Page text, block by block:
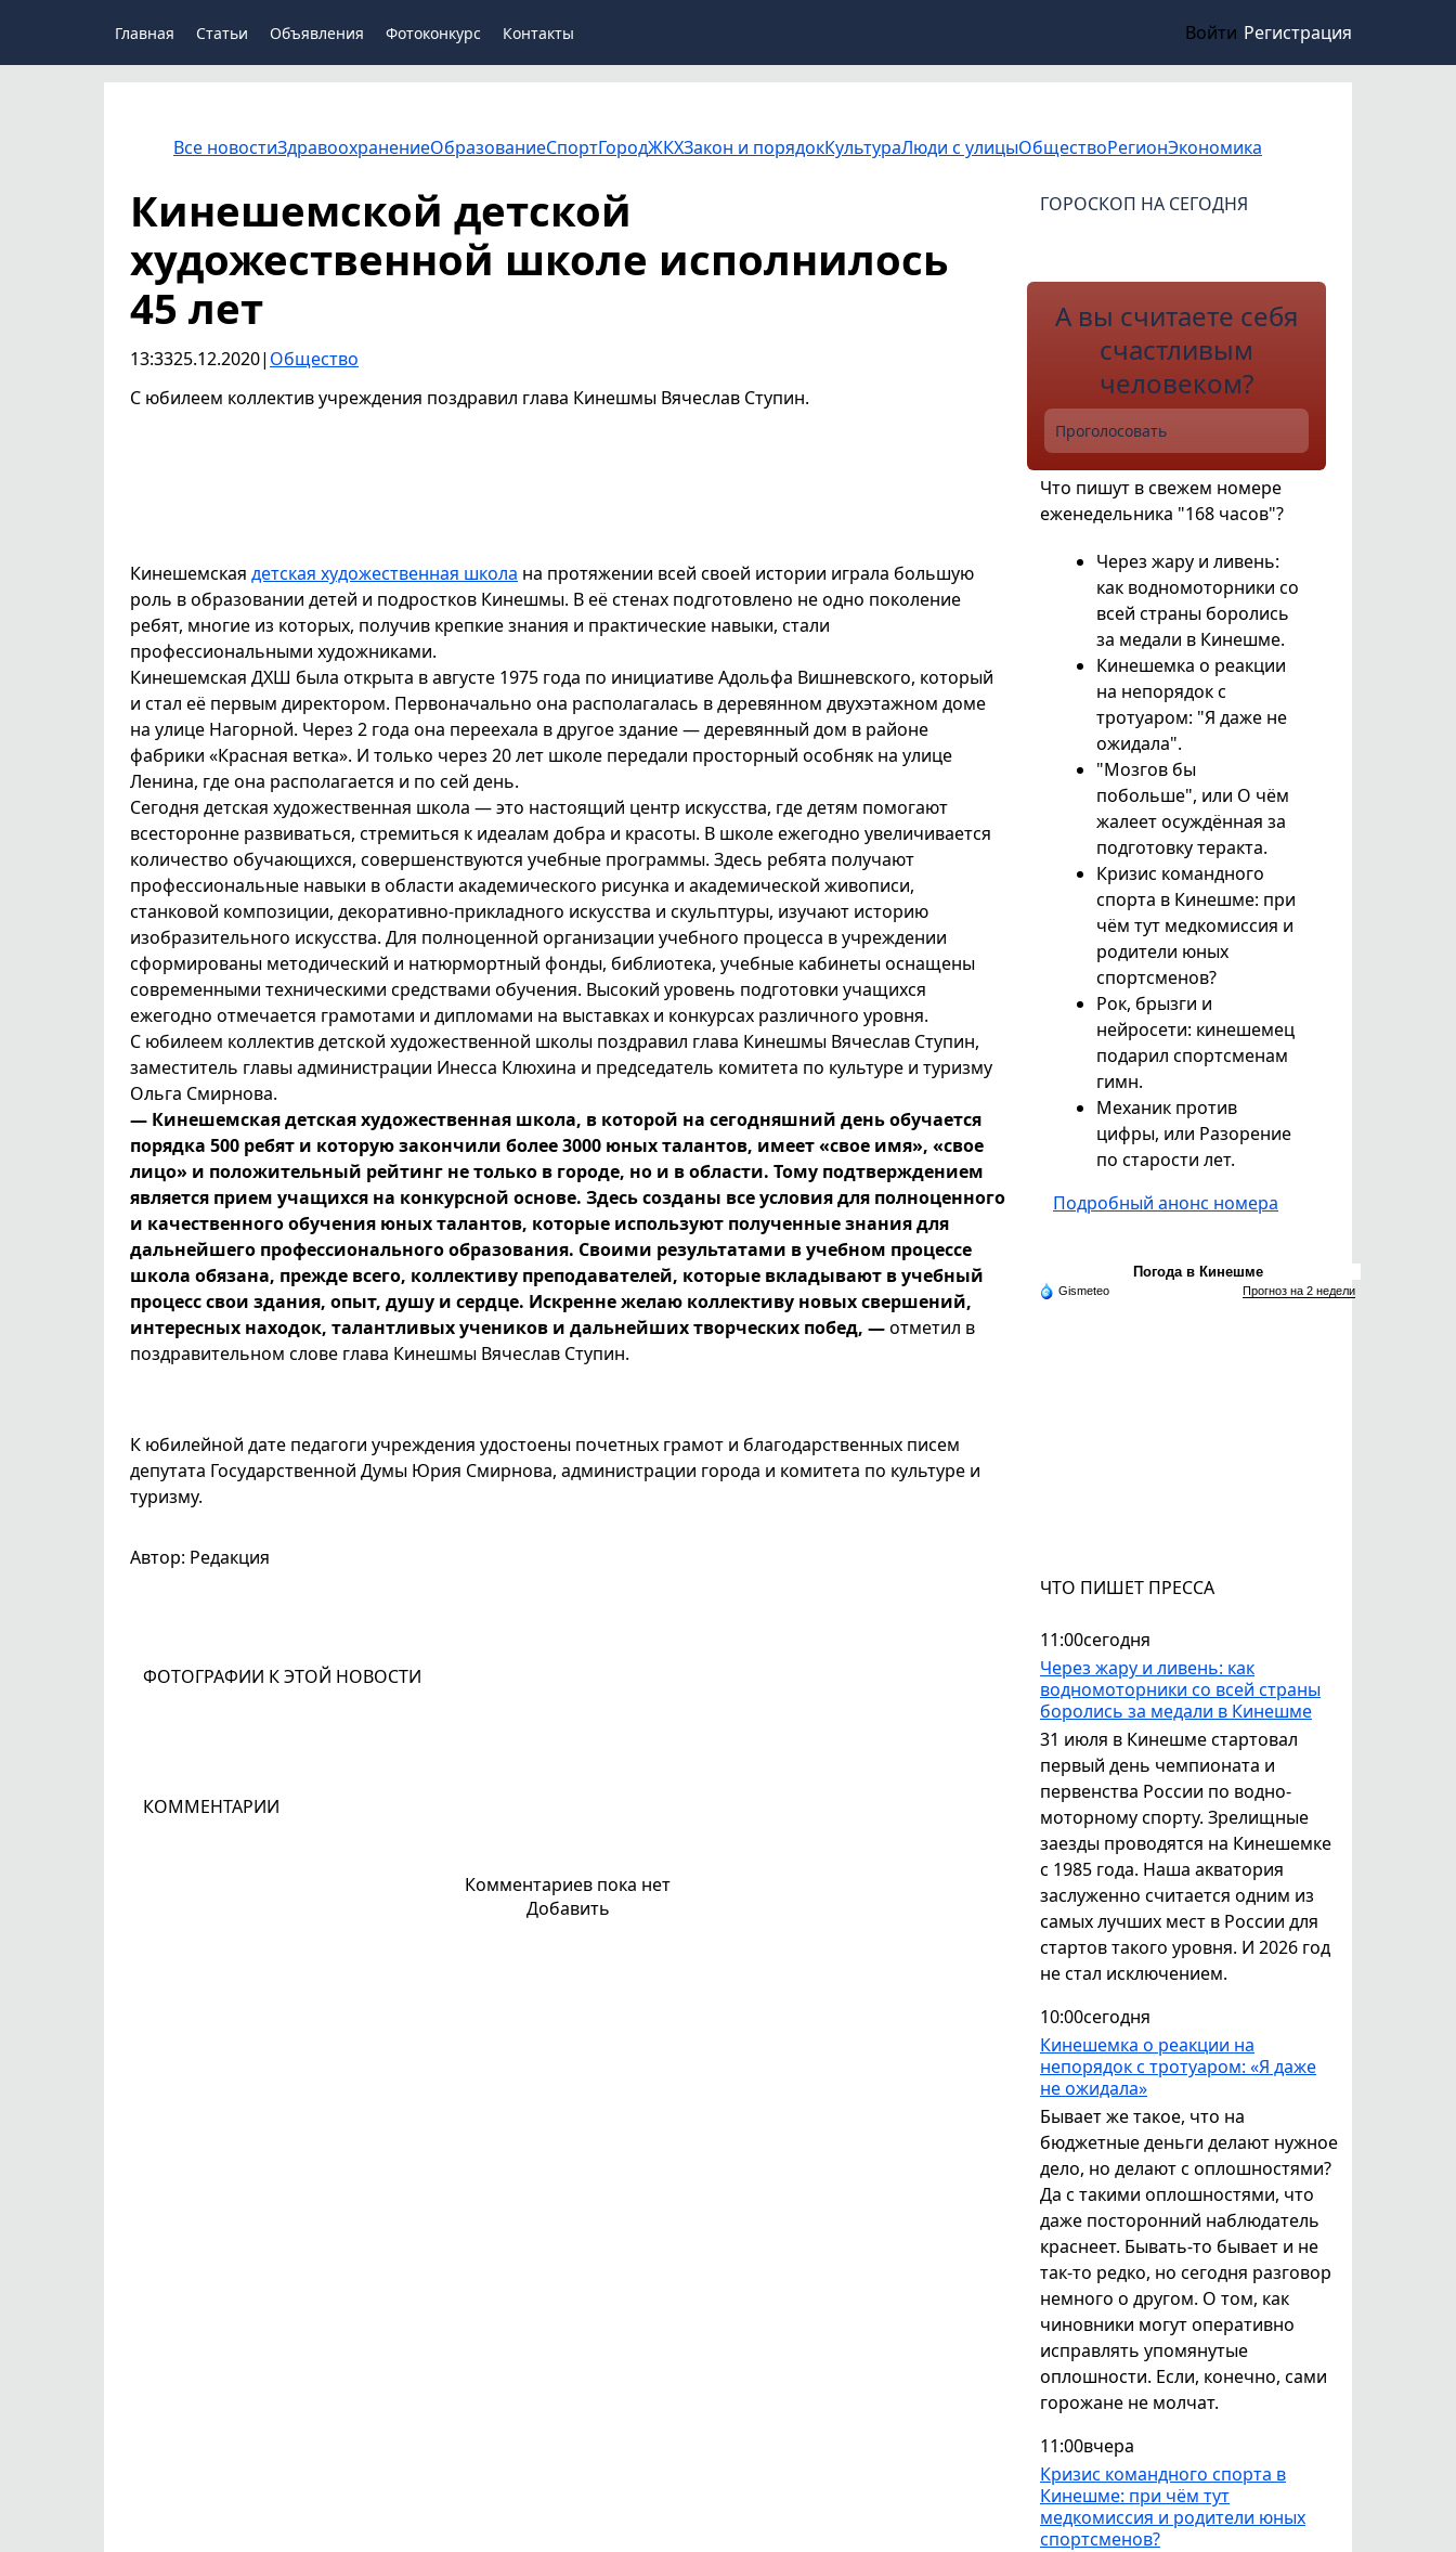
Главная Статьи Объявления Фотоконкурс Контакты Войти Регистрация
Все новостиЗдравоохранениеОбразованиеСпортГородЖКХЗакон и порядокКультураЛюди с улицыОбществоРегионЭкономика
ЧТО ПИШЕТ ПРЕССА
11:00сегодня
Через жару и ливень: как
водномоторники со всей страны
боролись за медали в Кинешме
31 июля в Кинешме стартовал
первый день чемпионата и
первенства России по водно-
моторному спорту. Зрелищные
заезды проводятся на Кинешемке
с 1985 года. Наша акватория
заслуженно считается одним из
самых лучших мест в России для
стартов такого уровня. И 2026 год
не стал исключением.
10:00сегодня
Кинешемка о реакции на
непорядок с тротуаром: «Я даже
не ожидала»
Бывает же такое, что на
бюджетные деньги делают нужное
дело, но делают с оплошностями?
Да с такими оплошностями, что
даже посторонний наблюдатель
краснеет. Бывать-то бывает и не
так-то редко, но сегодня разговор
немного о другом. О том, как
чиновники могут оперативно
исправлять упомянутые
оплошности. Если, конечно, сами
горожане не молчат.
11:00вчера
Кризис командного спорта в
Кинешме: при чём тут
медкомиссия и родители юных
спортсменов?
Кинешемской детской
художественной школе исполнилось
45 лет
13:3325.12.2020| Общество
С юбилеем коллектив учреждения поздравил глава Кинешмы Вячеслав Ступин.
Кинешемская детская художественная школа на протяжении всей своей истории играла большую
роль в образовании детей и подростков Кинешмы. В её стенах подготовлено не одно поколение
ребят, многие из которых, получив крепкие знания и практические навыки, стали
профессиональными художниками.
Кинешемская ДХШ была открыта в августе 1975 года по инициативе Адольфа Вишневского, который
и стал её первым директором. Первоначально она располагалась в деревянном двухэтажном доме
на улице Нагорной. Через 2 года она переехала в другое здание — деревянный дом в районе
фабрики «Красная ветка». И только через 20 лет школе передали просторный особняк на улице
Ленина, где она располагается и по сей день.
Сегодня детская художественная школа — это настоящий центр искусства, где детям помогают
всесторонне развиваться, стремиться к идеалам добра и красоты. В школе ежегодно увеличивается
количество обучающихся, совершенствуются учебные программы. Здесь ребята получают
профессиональные навыки в области академического рисунка и академической живописи,
станковой композиции, декоративно-прикладного искусства и скульптуры, изучают историю
изобразительного искусства. Для полноценной организации учебного процесса в учреждении
сформированы методический и натюрмортный фонды, библиотека, учебные кабинеты оснащены
современными техническими средствами обучения. Высокий уровень подготовки учащихся
ежегодно отмечается грамотами и дипломами на выставках и конкурсах различного уровня.
С юбилеем коллектив детской художественной школы поздравил глава Кинешмы Вячеслав Ступин,
заместитель главы администрации Инесса Клюхина и председатель комитета по культуре и туризму
Ольга Смирнова.
— Кинешемская детская художественная школа, в которой на сегодняшний день обучается
порядка 500 ребят и которую закончили более 3000 юных талантов, имеет «свое имя», «свое
лицо» и положительный рейтинг не только в городе, но и в области. Тому подтверждением
является прием учащихся на конкурсной основе. Здесь созданы все условия для полноценного
и качественного обучения юных талантов, которые используют полученные знания для
дальнейшего профессионального образования. Своими результатами в учебном процессе
школа обязана, прежде всего, коллективу преподавателей, которые вкладывают в учебный
процесс свои здания, опыт, душу и сердце. Искренне желаю коллективу новых свершений,
интересных находок, талантливых учеников и дальнейших творческих побед, —отметил в
поздравительном слове глава Кинешмы Вячеслав Ступин.
К юбилейной дате педагоги учреждения удостоены почетных грамот и благодарственных писем
депутата Государственной Думы Юрия Смирнова, администрации города и комитета по культуре и
туризму.
Автор: Редакция
ФОТОГРАФИИ К ЭТОЙ НОВОСТИ
КОММЕНТАРИИ
Комментариев пока нет
Добавить
ГОРОСКОП НА СЕГОДНЯ
А вы считаете себя
счастливым
человеком?
Проголосовать
Что пишут в свежем номере
еженедельника "168 часов"?
Через жару и ливень:
как водномоторники со
всей страны боролись
за медали в Кинешме.
Кинешемка о реакции
на непорядок с
тротуаром: "Я даже не
ожидала".
"Мозгов бы
побольше", или О чём
жалеет осуждённая за
подготовку теракта.
Кризис командного
спорта в Кинешме: при
чём тут медкомиссия и
родители юных
спортсменов?
Рок, брызги и
нейросети: кинешемец
подарил спортсменам
гимн.
Механик против
цифры, или Разорение
по старости лет.
Подробный анонс номера
Погода в Кинешме
Gismeteo Прогноз на 2 недели